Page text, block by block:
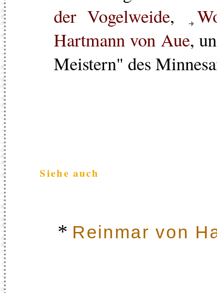
der Vogelweide,
Hartmann von Aue,
Meistern" des
Siehe auch
* Reinmar von